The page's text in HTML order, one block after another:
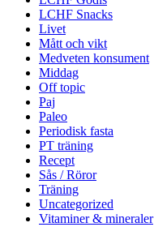
LCHF Snacks
Livet
Mått och vikt
Medveten konsument
Middag
Off topic
Paj
Paleo
Periodisk fasta
PT träning
Recept
Sås / Röror
Träning
Uncategorized
Vitaminer & mineraler